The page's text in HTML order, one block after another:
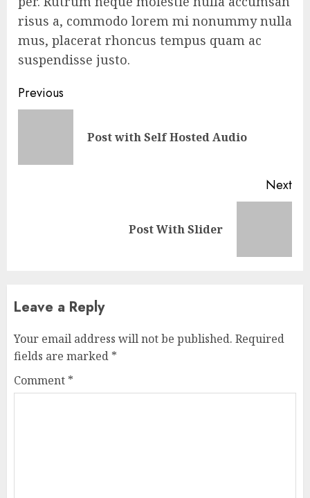
risus a, commodo lorem mi nonummy nulla
mus, placerat rhoncus tempus quam ac
suspendisse justo.
Continue
Reading
Previous
Post with Self Hosted Audio
Next
Post With Slider
Leave a Reply
Your email address will not be published. Required
fields are marked *
Comment *